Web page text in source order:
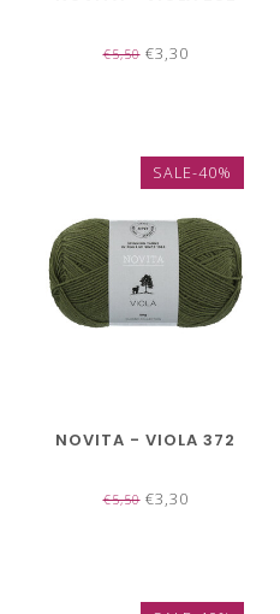
€5,50€3,30
SALE-40%
NOVITA - VIOLA 372
€5,50€3,30